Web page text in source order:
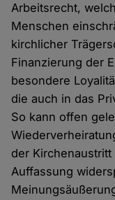
Arbeitsrecht,
Menschen
kirchlicher
Finanzierung der
besondere
die auch in das
So kann offen
der
Auffassung